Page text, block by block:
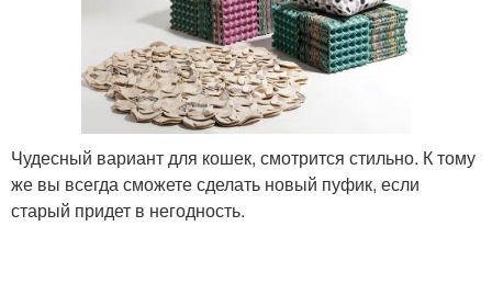
Чудесный вариант для кошек, смотрится стильно. К тому
же вы всегда сможете сделать новый пуфик, если
старый придет в негодность.